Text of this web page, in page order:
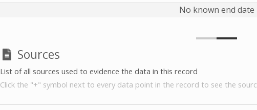
No known end date
Sources
List of all sources used to evidence the data in this record
Click the "+" symbol next to every data point in the record to see the